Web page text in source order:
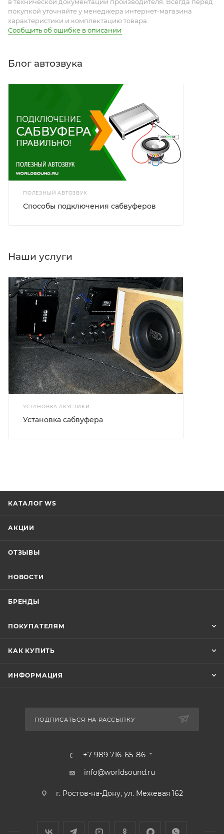
в технической документации производителя. Всегда перед
покупкой уточняйте у менеджера интернет-магазина
характеристики и комплектацию товара.
Сообщить об ошибке в описании
Блог автозвука
ПОЛЕЗНЫЙ АВТОЗВУК
Способы подключения сабвуферов
Наши услуги
УСТАНОВКА АКУСТИКИ
Установка сабвуфера
КАТАЛОГ WS
АКЦИИ
ОТЗЫВЫ
НОВОСТИ
БРЕНДЫ
ПОКУПАТЕЛЯМ
КАК КУПИТЬ
ИНФОРМАЦИЯ
ПОДПИСАТЬСЯ НА РАССЫЛКУ
+7 989 716-65-86
info@worldsound.ru
г. Ростов-на-Дону, ул. Межевая 162